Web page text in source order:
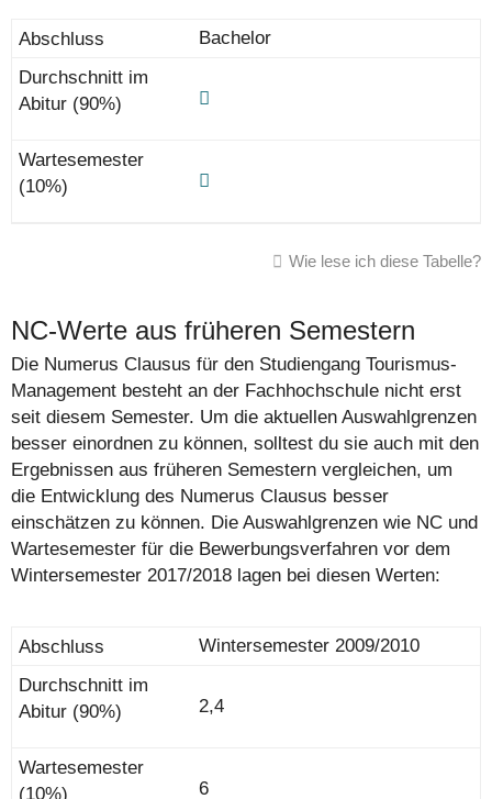
Bachelor
Wie lese ich diese Tabelle?
NC-Werte aus früheren Semestern
Die Numerus Clausus für den Studiengang Tourismus-
Management besteht an der Fachhochschule nicht erst
seit diesem Semester. Um die aktuellen Auswahlgrenzen
besser einordnen zu können, solltest du sie auch mit den
Ergebnissen aus früheren Semestern vergleichen, um
die Entwicklung des Numerus Clausus besser
einschätzen zu können. Die Auswahlgrenzen wie NC und
Wartesemester für die Bewerbungsverfahren vor dem
Wintersemester 2017/2018 lagen bei diesen Werten:
Wintersemester 2009/2010
2,4
6